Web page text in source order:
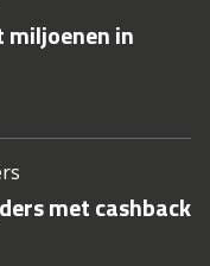
in
met cashback